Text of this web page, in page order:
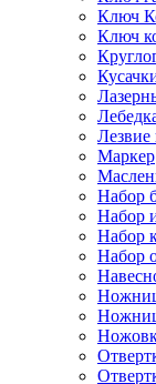
Ключ
Ключ
Лезвие
Маркер
Набор
Набор
Набор
Набор